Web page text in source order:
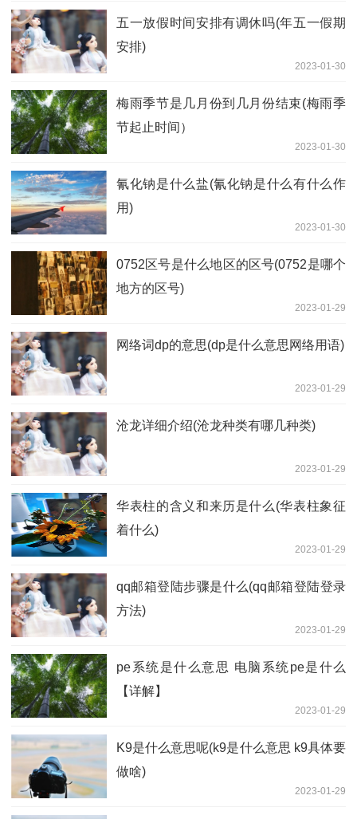
五一放假时间安排有调休吗(年五一假期
安排)
2023-01-30
梅雨季节是几月份到几月份结束(梅雨季
节起止时间）
2023-01-30
氰化钠是什么盐(氰化钠是什么有什么作
用)
2023-01-30
0752区号是什么地区的区号(0752是哪个
地方的区号)
2023-01-29
网络词dp的意思(dp是什么意思网络用语)
2023-01-29
沧龙详细介绍(沧龙种类有哪几种类)
2023-01-29
华表柱的含义和来历是什么(华表柱象征
着什么)
2023-01-29
qq邮箱登陆步骤是什么(qq邮箱登陆登录
方法)
2023-01-29
pe系统是什么意思 电脑系统pe是什么
【详解】
2023-01-29
K9是什么意思呢(k9是什么意思 k9具体要
做啥)
2023-01-29